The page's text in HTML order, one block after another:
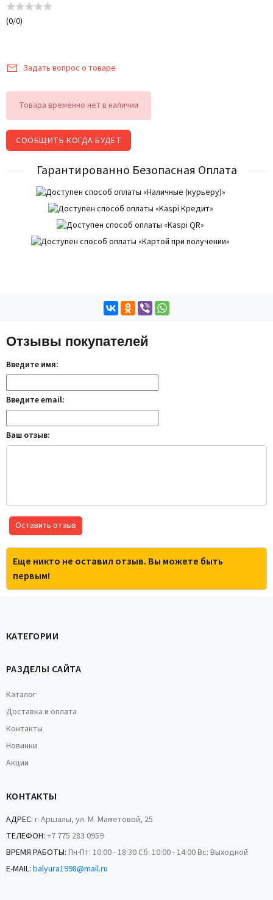
(0/0)
Задать вопрос о товаре
Товара временно нет в наличии
СООБЩИТЬ КОГДА БУДЕТ
Гарантированно Безопасная Оплата
Отзывы покупателей
Введите имя:
Введите email:
Ваш отзыв:
Оставить отзыв
Еще никто не оставил отзыв. Вы можете быть
первым!
КАТЕГОРИИ
РАЗДЕЛЫ САЙТА
Каталог
Доставка и оплата
Контакты
Новинки
Акции
КОНТАКТЫ
АДРЕС: г. Аршалы, ул. М. Маметовой, 25
ТЕЛЕФОН: +7 775 283 0959
ВРЕМЯ РАБОТЫ: Пн-Пт: 10:00 - 18:30 Сб: 10:00 - 14:00 Вс: Выходной
E-MAIL: balyura1998@mail.ru